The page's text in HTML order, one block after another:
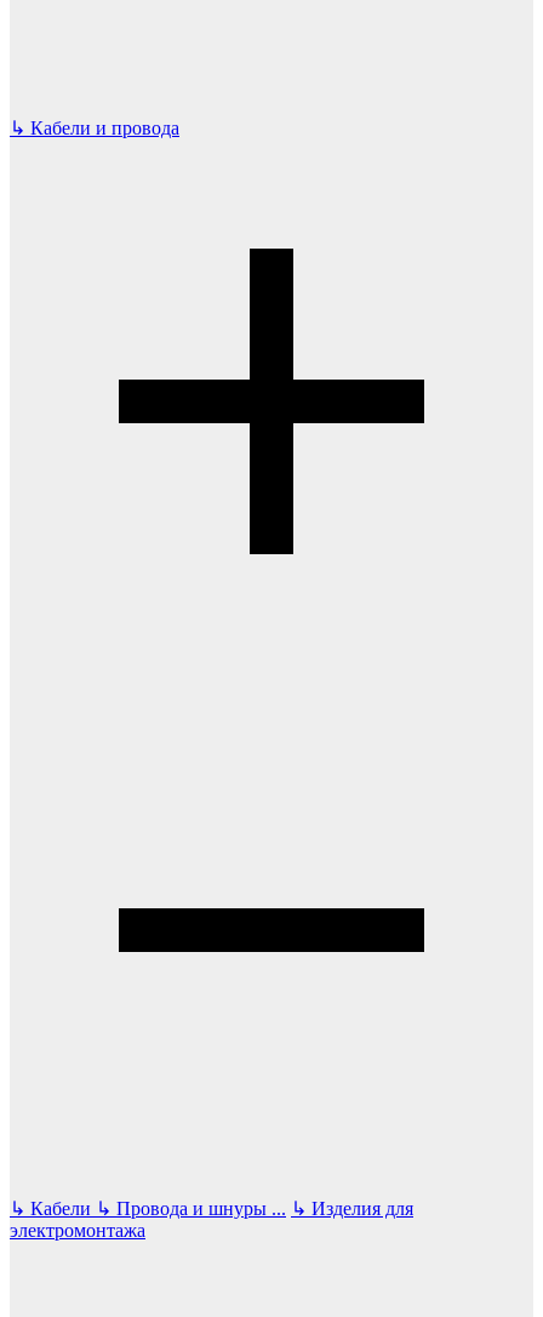
↳ Кабели и провода
↳ Кабели ↳ Провода и шнуры ... ↳ Изделия для
электромонтажа